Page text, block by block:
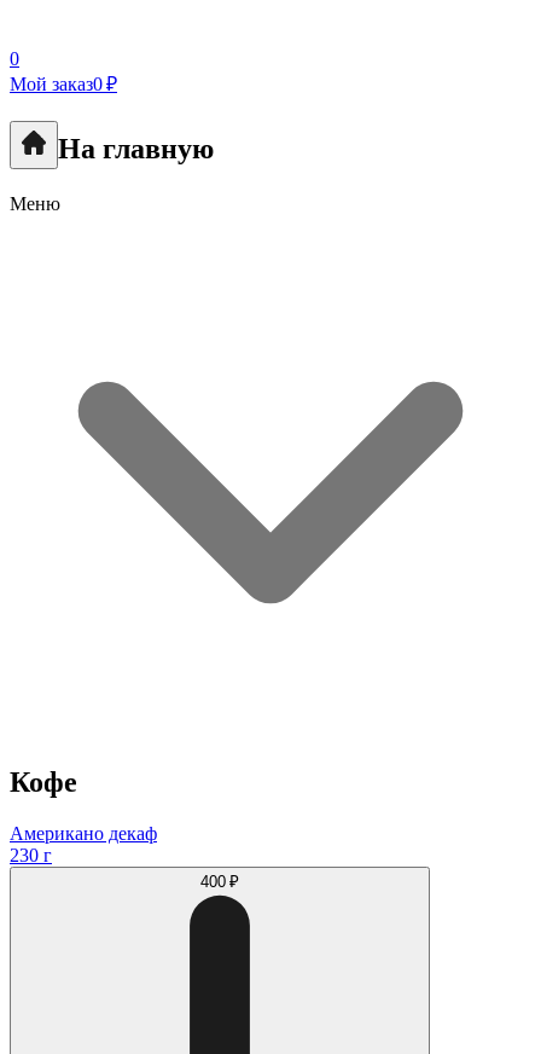
0
Мой заказ0 ₽
На главную
Меню
Кофе
Американо декаф
230 г
400 ₽